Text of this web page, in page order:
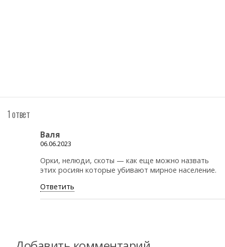
1 ответ
Валя
06.06.2023
Орки, нелюди, скоты — как еще можно назвать
этих росиян которые убивают мирное население.
Ответить